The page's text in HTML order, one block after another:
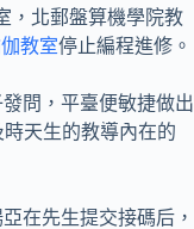
，北郵盤算機學院教
教室停止編程進修。
問，平臺便敏捷做出
天生的教導內在的
在先生提交接碼后，